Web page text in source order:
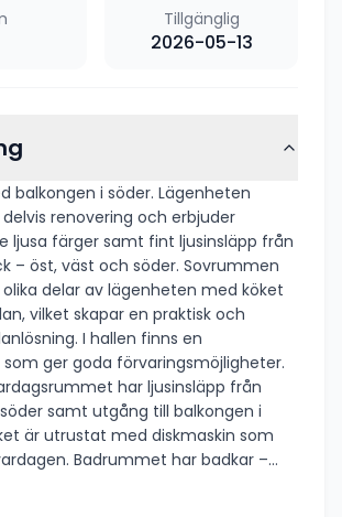
Tillgänglig
2026-05-13
i söder. Lägenheten
renovering och erbjuder
ljusa färger samt fint ljusinsläpp från
– öst, väst och söder. Sovrummen
delar av lägenheten med köket
vilket skapar en praktisk och
I hallen finns en
ger goda förvaringsmöjligheter.
har ljusinsläpp från
samt utgång till balkongen i
är utrustat med diskmaskin som
Badrummet har badkar –
efter en lång dag. I hyran